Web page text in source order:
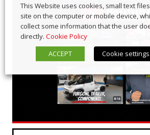
This Website uses cookies, small text
site on the computer or mobile device,
collect some information that the user
directly. Cookie Policy
ACCEPT
Cookie settings